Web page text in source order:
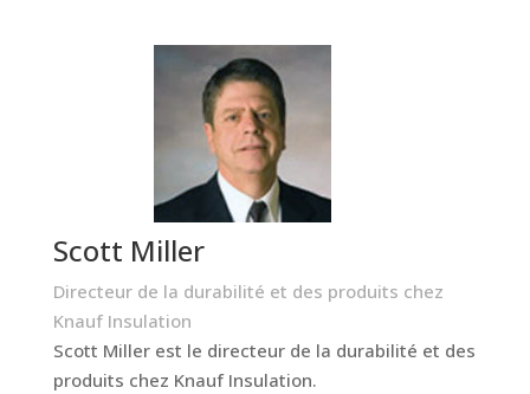
Scott Miller
Directeur de la durabilité et des produits chez
Knauf Insulation
Scott Miller est le directeur de la durabilité et des
produits chez Knauf Insulation.